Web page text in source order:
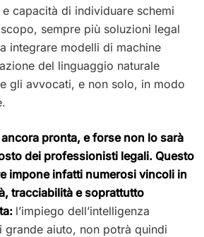
capacità di individuare schemi
sempre più soluzioni legal
integrare modelli di machine
del linguaggio naturale
gli avvocati, e non solo, in modo
ancora pronta, e forse non lo sarà
dei professionisti legali. Questo
impone infatti numerosi vincoli in
tracciabilità e soprattutto
l’impiego dell’intelligenza
aiuto, non potrà quindi